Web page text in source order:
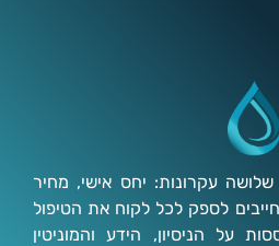
עקרונות: יחס אישי, מחיר
לספק לכל לקוח את הטיפול
על הניסיון, הידע והמוניטין